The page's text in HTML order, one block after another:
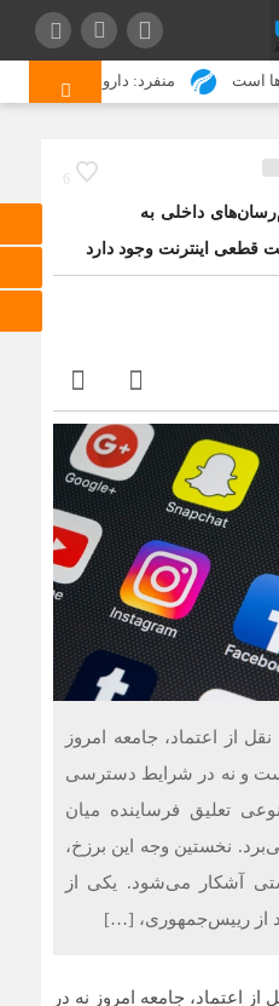
است منفرد: داروخانه‌ها از وعده‌ها
6
داخلی به
قطعی اینترنت وجود دارد
از اعتماد، جامعه امروز
و نه در شرایط دسترسی
تعلیق فرساینده میان
نخستین وجه این برزخ،
آشکار می‌شود. یکی از
از رییس‌جمهوری، […]
از اعتماد، جامعه امروز نه در